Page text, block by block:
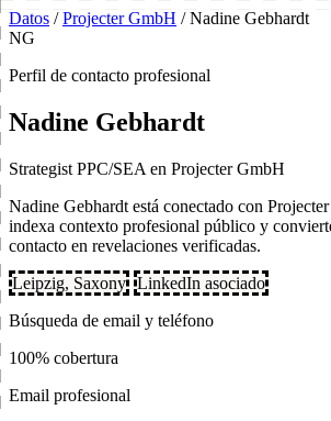
Datos / Projecter GmbH / Nadine Gebhardt
NG
Perfil de contacto profesional
Nadine Gebhardt
Strategist PPC/SEA en Projecter GmbH
Nadine Gebhardt está conectado con
indexa contexto profesional público y
contacto en revelaciones verificadas.
Leipzig, Saxony LinkedIn asociado
Búsqueda de email y teléfono
100% cobertura
Email profesional